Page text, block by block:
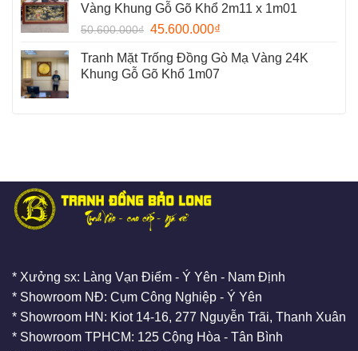
Vàng Khung Gỗ Gõ Khổ 2m11 x 1m01
50.600.000₫ 45.600.000₫
Tranh Mặt Trống Đồng Gò Mạ Vàng 24K
Khung Gỗ Gõ Khổ 1m07
* Xưởng sx: Làng Vạn Điểm - Ý Yên - Nam Định
* Showroom NĐ: Cụm Công Nghiệp - Ý Yên
* Showroom HN: Kiot 14-16, 277 Nguyễn Trãi, Thanh Xuân
* Showroom TPHCM: 125 Cộng Hòa - Tân Bình